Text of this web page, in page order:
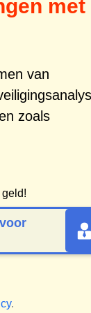
met
van
zoals
.